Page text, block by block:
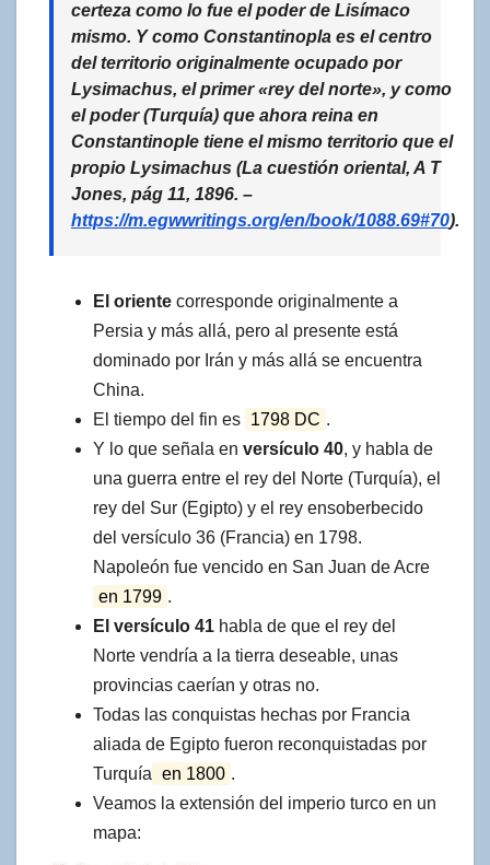
certeza como lo fue el poder de Lisímaco
mismo. Y como Constantinopla es el centro
del territorio originalmente ocupado por
Lysimachus, el primer «rey del norte», y como
el poder (Turquía) que ahora reina en
Constantinople tiene el mismo territorio que el
propio Lysimachus (La cuestión oriental, A T
Jones, pág 11, 1896. –
https://m.egwwritings.org/en/book/1088.69#70).
El oriente corresponde originalmente a
Persia y más allá, pero al presente está
dominado por Irán y más allá se encuentra
China.
El tiempo del fin es 1798 DC .
Y lo que señala en versículo 40, y habla de
una guerra entre el rey del Norte (Turquía), el
rey del Sur (Egipto) y el rey ensoberbecido
del versículo 36 (Francia) en 1798.
Napoleón fue vencido en San Juan de Acre
en 1799 .
El versículo 41 habla de que el rey del
Norte vendría a la tierra deseable, unas
provincias caerían y otras no.
Todas las conquistas hechas por Francia
aliada de Egipto fueron reconquistadas por
Turquía en 1800 .
Veamos la extensión del imperio turco en un
mapa: